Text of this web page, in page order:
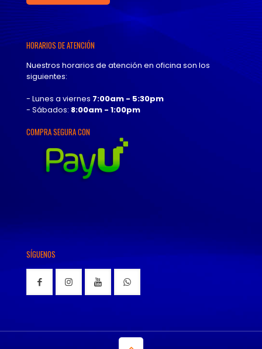
HORARIOS DE ATENCIÓN
Nuestros horarios de atención en oficina son los
siguientes:
- Lunes a viernes 7:00am - 5:30pm
- Sábados: 8:00am - 1:00pm
COMPRA SEGURA CON
SÍGUENOS